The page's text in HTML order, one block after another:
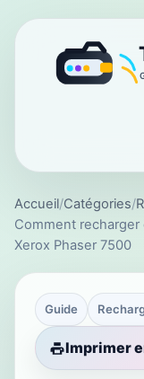
Accueil/Catégories/
Comment
Xerox Phaser 7500
Guide
Imprimer